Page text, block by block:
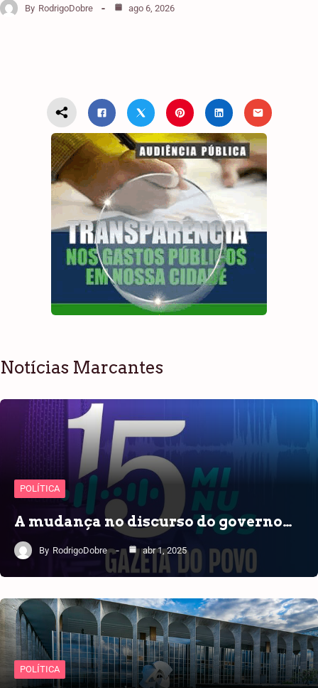
By RodrigoDobre ago 6, 2026
Notícias Marcantes
POLÍTICA
A mudança no discurso do governo…
By RodrigoDobre abr 1, 2025
POLÍTICA